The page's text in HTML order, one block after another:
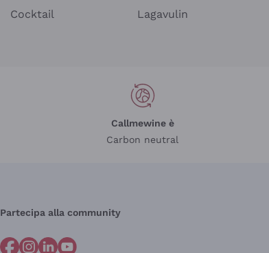
Cocktail
Lagavulin
Callmewine è
Carbon neutral
Partecipa alla community